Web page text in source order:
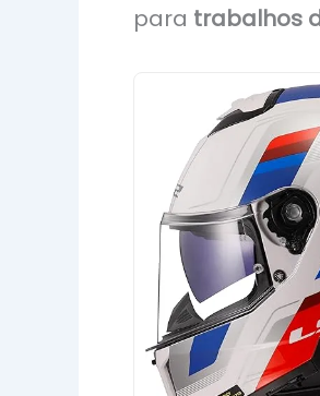
para trabalhos